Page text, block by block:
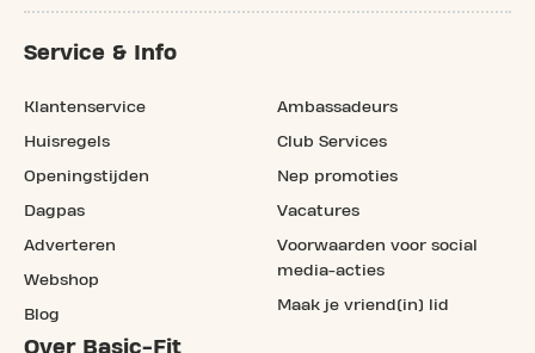
Service & Info
Klantenservice
Huisregels
Openingstijden
Dagpas
Adverteren
Webshop
Blog
Ambassadeurs
Club Services
Nep promoties
Vacatures
Voorwaarden voor social
media-acties
Maak je vriend(in) lid
Over Basic-Fit